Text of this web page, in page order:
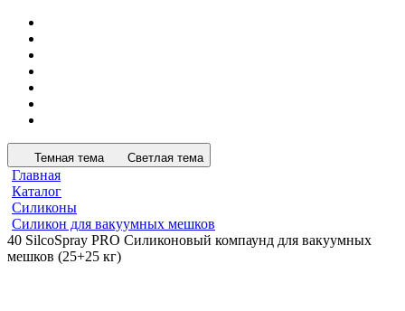
Темная тема Светлая тема
Главная
Каталог
Силиконы
Силикон для вакуумных мешков
40 SilcoSpray PRO Силиконовый компаунд для вакуумных
мешков (25+25 кг)